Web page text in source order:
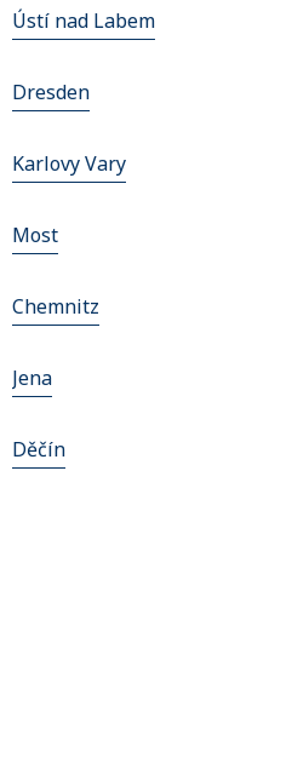
Ústí nad Labem
Dresden
Karlovy Vary
Most
Chemnitz
Jena
Děčín